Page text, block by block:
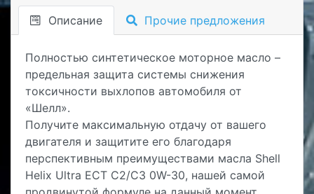
Описание Прочие предложения
Полностью синтетическое моторное масло –
предельная защита системы снижения
токсичности выхлопов автомобиля от
«Шелл».
Получите максимальную отдачу от вашего
двигателя и защитите его благодаря
перспективным преимуществами масла Shell
Helix Ultra ECT C2/C3 0W-30, нашей самой